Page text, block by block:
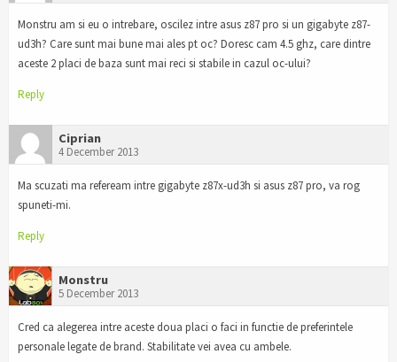
Monstru am si eu o intrebare, oscilez intre asus z87 pro si un gigabyte z87-
ud3h? Care sunt mai bune mai ales pt oc? Doresc cam 4.5 ghz, care dintre
aceste 2 placi de baza sunt mai reci si stabile in cazul oc-ului?
Reply
Ciprian
4 December 2013
Ma scuzati ma refeream intre gigabyte z87x-ud3h si asus z87 pro, va rog
spuneti-mi.
Reply
Monstru
5 December 2013
Cred ca alegerea intre aceste doua placi o faci in functie de preferintele
personale legate de brand. Stabilitate vei avea cu ambele.